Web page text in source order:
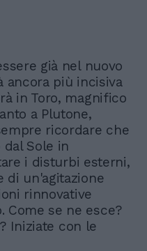
già nel nuovo
ancora più incisiva
in Toro, magnifico
a Plutone,
ricordare che
Sole in
i disturbi esterni,
di un'agitazione
rinnovative
Come se ne esce?
Iniziate con le